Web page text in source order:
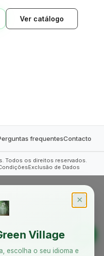
Ver catálogo
frequentesContacto
Todos os direitos reservados.
Exclusão de Dados
✕
Village
escolha o seu idioma e